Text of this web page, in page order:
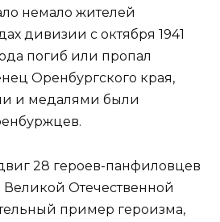
немало жителей
дивизии с октября 1941
погиб или пропал
Оренбургского края,
и медалями были
28 героев-панфиловцев
Отечественной
пример героизма,